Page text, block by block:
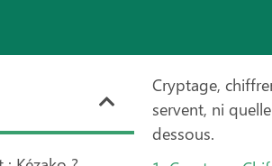
Cryptage,
servent, ni
dessous.